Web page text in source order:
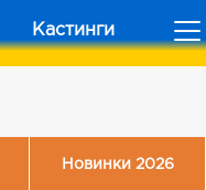
Кастинги
Новинки 2026